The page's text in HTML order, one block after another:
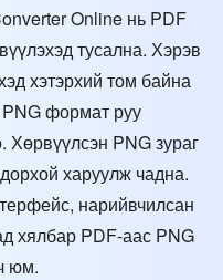
Online нь PDF
тусална. Хэрэв
хэтэрхий том байна
формат руу
Хөрвүүлсэн PNG зураг
харуулж чадна.
нарийвчилсан
хялбар PDF-аас PNG
юм.